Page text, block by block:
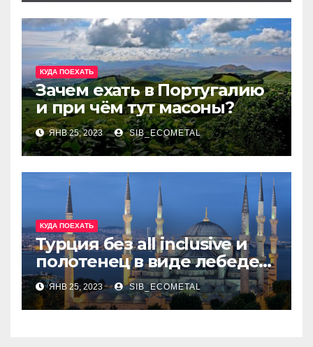
КУДА ПОЕХАТЬ
Зачем ехать в Португалию
и при чём тут масоны?
ЯНВ 25, 2023 SIB_ECOMETAL
КУДА ПОЕХАТЬ
Турция без all inclusive и
полотенец в виде лебедей
на постели? Она
существует!
ЯНВ 25, 2023 SIB_ECOMETAL